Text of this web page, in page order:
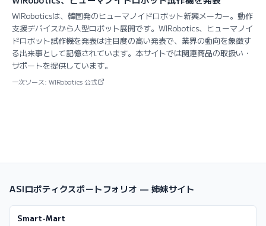
WIRoboticsは、韓国発のヒューマノイドロボット新興メーカー。動作
支援デバイスから人型ロボット展開です。WIRobotics、ヒューマノイ
ドロボット試作機を発表は注目度の高い発表で、業界の動向を象徴す
る出来事として記憶されています。本サイトでは関連商品の取扱い・
サポートを提供しています。
一次ソース: WIRobotics 公式
ASIロボティクスポートフォリオ — 姉妹サイト
Smart-Mart